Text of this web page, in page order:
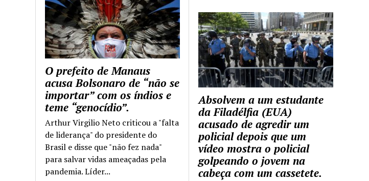
Absolvem a um estudante
da Filadélfia (EUA)
acusado de agredir um
policial depois que um
vídeo mostra o policial
golpeando o jovem na
cabeça com um cassetete.
O prefeito de Manaus
acusa Bolsonaro de “não se
importar” com os índios e
teme “genocídio”.
Arthur Virgilio Neto criticou a "falta
de liderança" do presidente do
Brasil e disse que "não fez nada"
para salvar vidas ameaçadas pela
pandemia. Líder...